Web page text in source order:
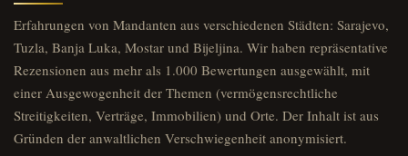
Erfahrungen von Mandanten aus verschiedenen Städten: Sarajevo,
Tuzla, Banja Luka, Mostar und Bijeljina. Wir haben repräsentative
Rezensionen aus mehr als 1.000 Bewertungen ausgewählt, mit
einer Ausgewogenheit der Themen (vermögensrechtliche
Streitigkeiten, Verträge, Immobilien) und Orte. Der Inhalt ist aus
Gründen der anwaltlichen Verschwiegenheit anonymisiert.